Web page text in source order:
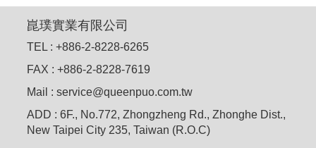
崑璞實業有限公司
TEL : +886-2-8228-6265
FAX : +886-2-8228-7619
Mail : service@queenpuo.com.tw
ADD : 6F., No.772, Zhongzheng Rd., Zhonghe Dist.,
New Taipei City 235, Taiwan (R.O.C)